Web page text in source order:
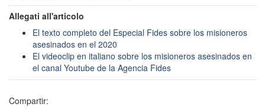
Allegati all'articolo
El texto completo del Especial Fides sobre los misioneros
asesinados en el 2020
El videoclip en italiano sobre los misioneros asesinados en
el canal Youtube de la Agencia Fides
Compartir: